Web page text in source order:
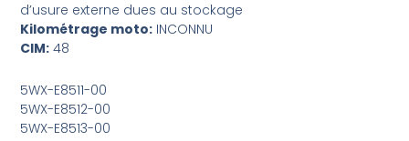
d’usure externe dues au stockage
Kilométrage moto: INCONNU
CIM: 48
5WX-E8511-00
5WX-E8512-00
5WX-E8513-00